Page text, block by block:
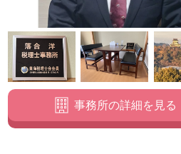
事務所の詳細を見る